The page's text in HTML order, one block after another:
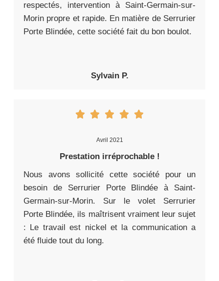
respectés, intervention à Saint-Germain-sur-
Morin propre et rapide. En matière de Serrurier
Porte Blindée, cette société fait du bon boulot.
Sylvain P.
Avril 2021
Prestation irréprochable !
Nous avons sollicité cette société pour un
besoin de Serrurier Porte Blindée à Saint-
Germain-sur-Morin. Sur le volet Serrurier
Porte Blindée, ils maîtrisent vraiment leur sujet
: Le travail est nickel et la communication a
été fluide tout du long.